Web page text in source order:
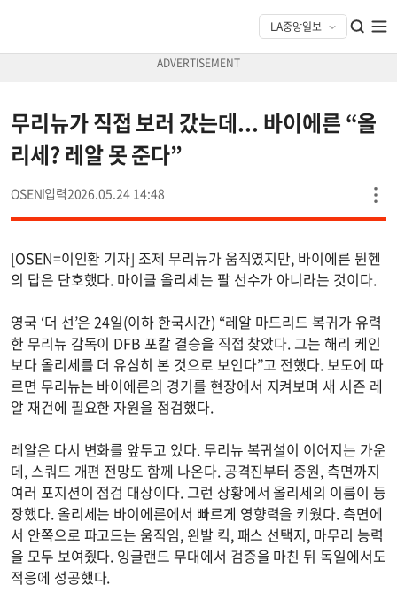
무리뉴가 직접 보러 갔는데... 바이에른 “올
리세? 레알 못 준다”
OSEN 2026.05.24 14:48
[OSEN=이인환 기자] 조제 무리뉴가 움직였지만, 바이에른 뮌헨
의 답은 단호했다. 마이클 올리세는 팔 선수가 아니라는 것이다.
영국 ‘더 선’은 24일(이하 한국시간) “레알 마드리드 복귀가 유력
한 무리뉴 감독이 DFB 포칼 결승을 직접 찾았다. 그는 해리 케인
보다 올리세를 더 유심히 본 것으로 보인다”고 전했다. 보도에 따
르면 무리뉴는 바이에른의 경기를 현장에서 지켜보며 새 시즌 레
알 재건에 필요한 자원을 점검했다.
레알은 다시 변화를 앞두고 있다. 무리뉴 복귀설이 이어지는 가운
데, 스쿼드 개편 전망도 함께 나온다. 공격진부터 중원, 측면까지
여러 포지션이 점검 대상이다. 그런 상황에서 올리세의 이름이 등
장했다. 올리세는 바이에른에서 빠르게 영향력을 키웠다. 측면에
서 안쪽으로 파고드는 움직임, 왼발 킥, 패스 선택지, 마무리 능력
을 모두 보여줬다. 잉글랜드 무대에서 검증을 마친 뒤 독일에서도
적응에 성공했다.